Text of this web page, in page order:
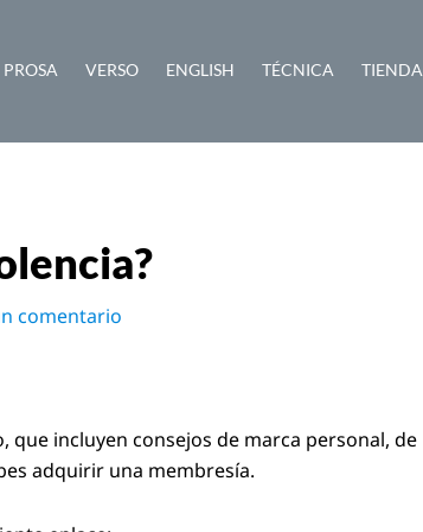
PROSA VERSO ENGLISH TÉCNICA TIENDA
comentario
que incluyen consejos de marca personal, de
adquirir una membresía.